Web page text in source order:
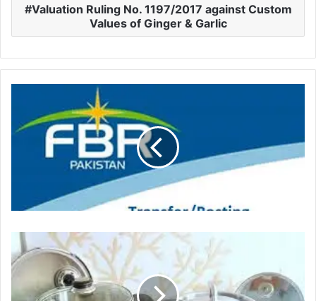
Valuation Ruling No. 1197/2017 against Custom
Values of Ginger & Garlic